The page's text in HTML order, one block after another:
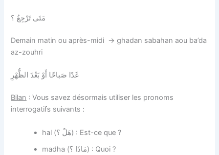
مَتَى تَرْجِعُ‏ ؟
Demain matin ou après-midi → ghadan sabahan aou ba’da
az-zouhri
غَدًا صَباحًا أَوْ بَعْدَ الظُّهْرِ
Bilan : Vous savez désormais utiliser les pronoms
interrogatifs suivants :
hal (هَلْ ؟) : Est-ce que ?
madha (مَاذَا ؟) : Quoi ?